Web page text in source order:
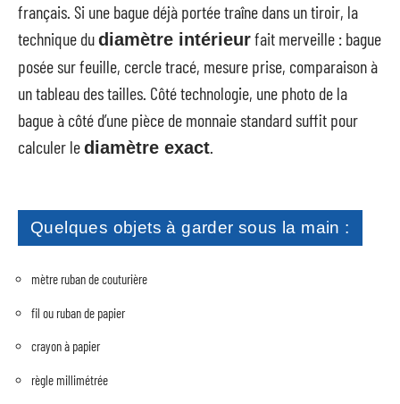
français. Si une bague déjà portée traîne dans un tiroir, la
technique dudiamètre intérieurfait merveille : bague
posée sur feuille, cercle tracé, mesure prise, comparaison à
un tableau des tailles. Côté technologie, une photo de la
bague à côté d’une pièce de monnaie standard suffit pour
calculer lediamètre exact.
Quelques objets à garder sous la main :
mètre ruban de couturière
fil ou ruban de papier
crayon à papier
règle millimétrée